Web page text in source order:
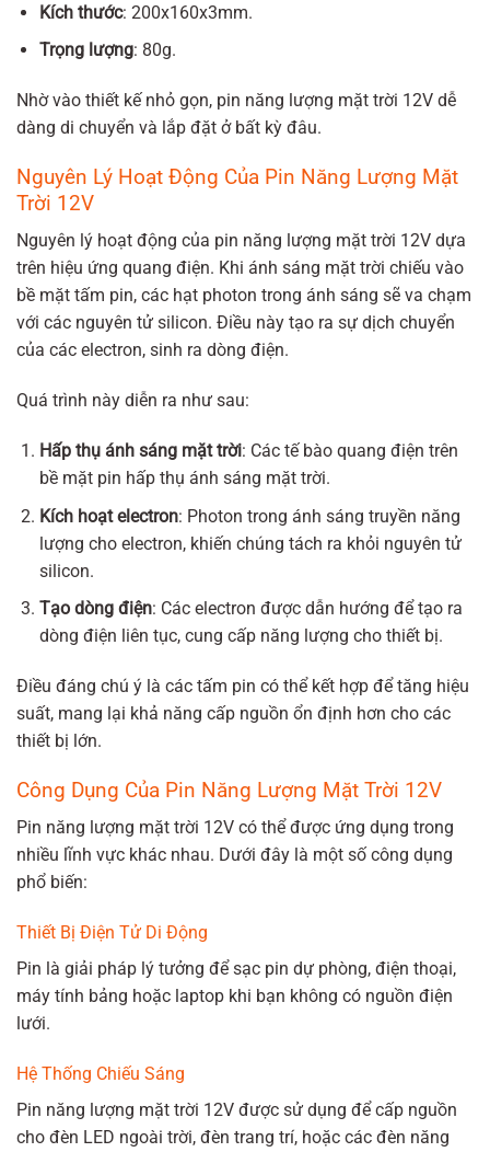
Kích thước: 200x160x3mm.
Trọng lượng: 80g.
Nhờ vào thiết kế nhỏ gọn, pin năng lượng mặt trời 12V dễ
dàng di chuyển và lắp đặt ở bất kỳ đâu.
Nguyên Lý Hoạt Động Của Pin Năng Lượng Mặt
Trời 12V
Nguyên lý hoạt động của pin năng lượng mặt trời 12V dựa
trên hiệu ứng quang điện. Khi ánh sáng mặt trời chiếu vào
bề mặt tấm pin, các hạt photon trong ánh sáng sẽ va chạm
với các nguyên tử silicon. Điều này tạo ra sự dịch chuyển
của các electron, sinh ra dòng điện.
Quá trình này diễn ra như sau:
Hấp thụ ánh sáng mặt trời: Các tế bào quang điện trên
bề mặt pin hấp thụ ánh sáng mặt trời.
Kích hoạt electron: Photon trong ánh sáng truyền năng
lượng cho electron, khiến chúng tách ra khỏi nguyên tử
silicon.
Tạo dòng điện: Các electron được dẫn hướng để tạo ra
dòng điện liên tục, cung cấp năng lượng cho thiết bị.
Điều đáng chú ý là các tấm pin có thể kết hợp để tăng hiệu
suất, mang lại khả năng cấp nguồn ổn định hơn cho các
thiết bị lớn.
Công Dụng Của Pin Năng Lượng Mặt Trời 12V
Pin năng lượng mặt trời 12V có thể được ứng dụng trong
nhiều lĩnh vực khác nhau. Dưới đây là một số công dụng
phổ biến:
Thiết Bị Điện Tử Di Động
Pin là giải pháp lý tưởng để sạc pin dự phòng, điện thoại,
máy tính bảng hoặc laptop khi bạn không có nguồn điện
lưới.
Hệ Thống Chiếu Sáng
Pin năng lượng mặt trời 12V được sử dụng để cấp nguồn
cho đèn LED ngoài trời, đèn trang trí, hoặc các đèn năng